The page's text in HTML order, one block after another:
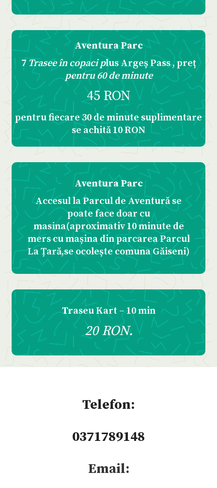
Aventura Parc
7 Trasee în copaci plus Argeș Pass , preț
pentru 60 de minute
45 RON
pentru fiecare 30 de minute suplimentare
se achită 10 RON
Aventura Parc
Accesul la Parcul de Aventură se
poate face doar cu
masina(aproximativ 10 minute de
mers cu mașina din parcarea Parcul
La Țară,se ocolește comuna Găiseni)
Traseu Kart – 10 min
20 RON.
Telefon:
0371789148
Email: